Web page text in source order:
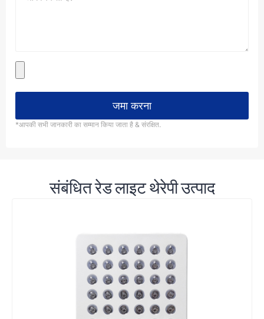
जमा करना
*आपकी सभी जानकारी का सम्मान किया जाता है & संरक्षित.
संबंधित रेड लाइट थेरेपी उत्पाद